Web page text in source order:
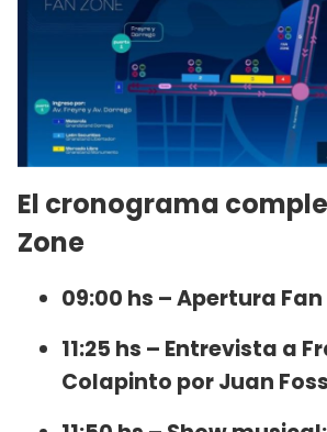
El cronograma
Zone
09:00 hs – Apertura
11:25 hs – Entrevista a
Colapinto por Juan